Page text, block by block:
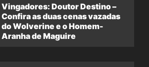
Vingadores: Doutor Destino –
Confira as duas cenas vazadas
do Wolverine e o Homem-
Aranha de Maguire